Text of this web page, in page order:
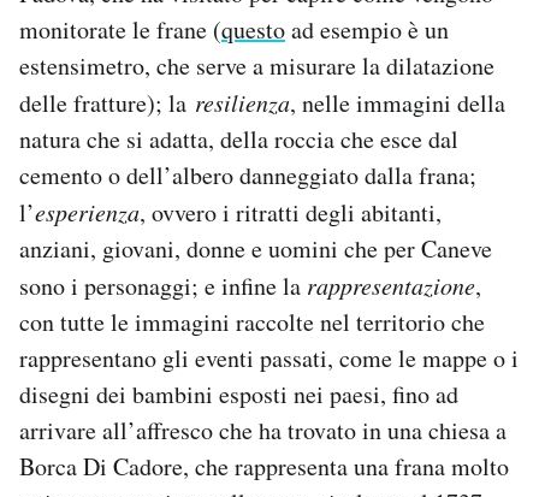
monitorate le frane (questoad esempio è un
estensimetro, che serve a misurare la dilatazione
delle fratture); la resilienza, nelle immagini della
natura che si adatta, della roccia che esce dal
cemento o dell’albero danneggiato dalla frana;
l’esperienza, ovvero i ritratti degli abitanti,
anziani, giovani, donne e uomini che per Caneve
sono i personaggi; e infine la rappresentazione,
con tutte le immagini raccolte nel territorio che
rappresentano gli eventi passati, come le mappe o i
disegni dei bambini esposti nei paesi, fino ad
arrivare all’affresco che ha trovato in una chiesa a
Borca Di Cadore, che rappresenta una frana molto